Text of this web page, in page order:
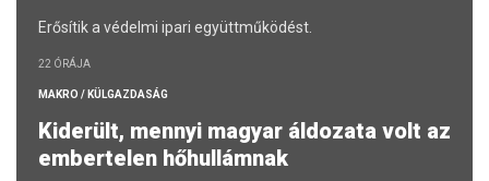
Erősítik a védelmi ipari együttműködést.
22 ÓRÁJA
MAKRO / KÜLGAZDASÁG
Kiderült, mennyi magyar áldozata volt az
embertelen hőhullámnak